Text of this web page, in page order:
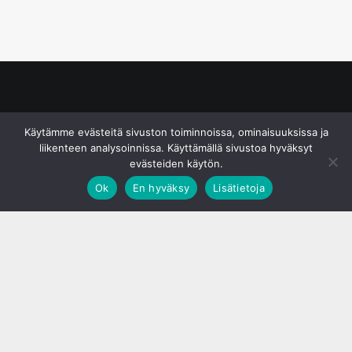
Käytämme evästeitä sivuston toiminnoissa, ominaisuuksissa ja
liikenteen analysoinnissa. Käyttämällä sivustoa hyväksyt
evästeiden käytön.
Ok
En hyväksy Lisätietoja